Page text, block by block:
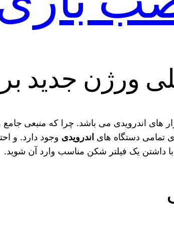
ورژن جدید
های اندرویدی می باشد. چرا که منبعی
تمامی دستگاه های اندرویدی وجود دارد. و
داشتن یک فیلتر شکن مناسب وارد آن شوید.